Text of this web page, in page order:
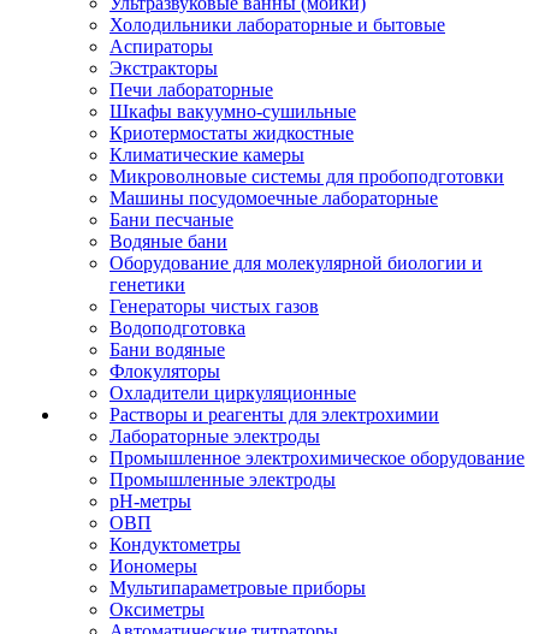
Холодильники лабораторные и бытовые
Аспираторы
Экстракторы
Печи лабораторные
Шкафы вакуумно-сушильные
Криотермостаты жидкостные
Климатические камеры
Микроволновые системы для пробоподготовки
Машины посудомоечные лабораторные
Бани песчаные
Водяные бани
Оборудование для молекулярной биологии и
генетики
Генераторы чистых газов
Водоподготовка
Бани водяные
Флокуляторы
Охладители циркуляционные
Растворы и реагенты для электрохимии
Лабораторные электроды
Промышленное электрохимическое оборудование
Промышленные электроды
pH-метры
ОВП
Кондуктометры
Иономеры
Мультипараметровые приборы
Оксиметры